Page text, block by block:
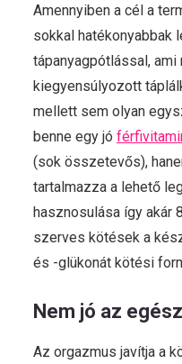
Amennyiben a cél a
sokkal hatékonyabbak
tápanyagpótlással, ami
kiegyensúlyozott
mellett sem olyan
benne egy jó
(sok összetevős),
tartalmazza a lehető
hasznosulása így akár
szerves kötések a
és -glükonát kötési
Nem jó az
Az orgazmus javítja a